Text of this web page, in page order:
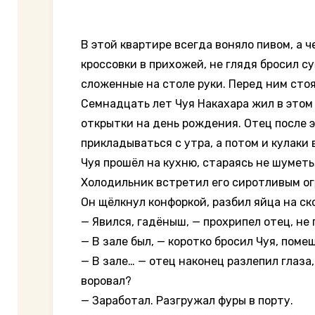
В этой квартире всегда воняло пивом, а
кроссовки в прихожей, не глядя бросил
сложенные на столе руки. Перед ним
Семнадцать лет Чуя Накахара жил в
открытки на день рождения. Отец после
прикладываться с утра, а потом и
Чуя прошёл на кухню, стараясь не
Холодильник встретил его сиротливым
Он щёлкнул конфоркой, разбил яйца на